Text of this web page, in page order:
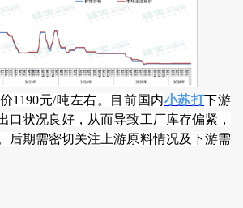
1190元/吨左右。目前国内小苏打下游
口状况良好，从而导致工厂库存偏紧，
后期需密切关注上游原料情况及下游需